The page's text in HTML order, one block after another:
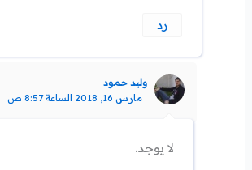
رد
وليد حمود
مارس 16, 2018 الساعة 8:57 ص
لا يوجد.